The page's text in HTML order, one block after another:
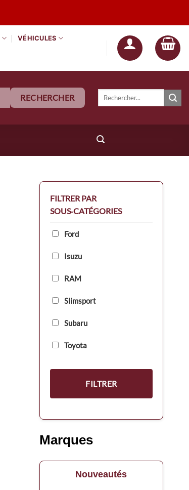
VÉHICULES
RECHERCHER
Recherche
FILTRER PAR
SOUS‑CATÉGORIES
Ford
Isuzu
RAM
Slimsport
Subaru
Toyota
FILTRER
Marques
Nouveautés